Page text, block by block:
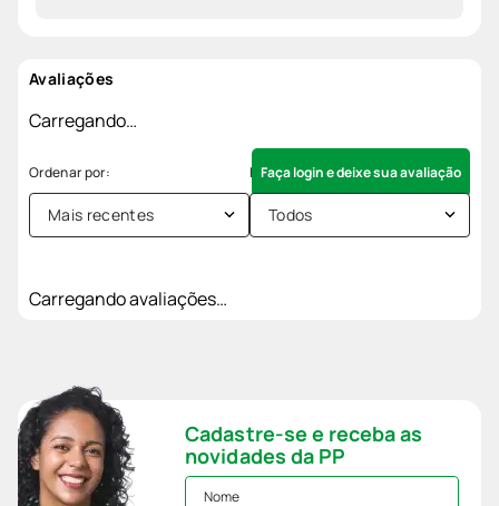
Avaliações
Carregando…
Faça login e deixe sua avaliação
Mais recentes Todos
Carregando avaliações…
Cadastre-se e receba as
novidades da PP